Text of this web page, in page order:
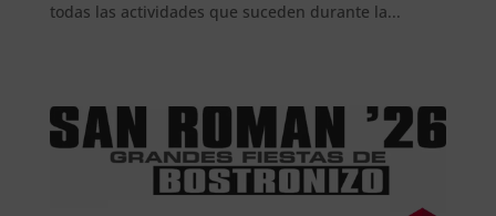
todas las actividades que suceden durante la...